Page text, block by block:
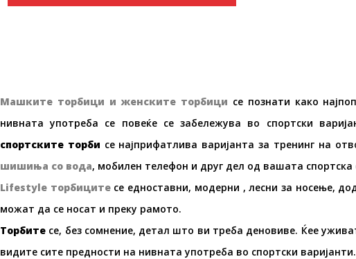
Машките торбици и женските торбици се познати како
нивната употреба се повеќе се забележува во спортски
спортските торби се најприфатлива варијанта за тренинг на
шишиња со вода, мобилен телефон и друг дел од вашата спортска
Lifestyle торбицитесе едноставни, модерни , лесни за носење,
можат да се носат и преку рамото.
Торбите се, без сомнение, детал што ви треба деновиве. Ќее
видите сите предности на нивната употреба во спортски варијанти.